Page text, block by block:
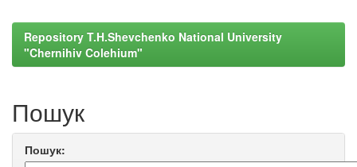
Repository T.H.Shevchenko National University
"Chernihiv Colehium"
Пошук
Пошук: